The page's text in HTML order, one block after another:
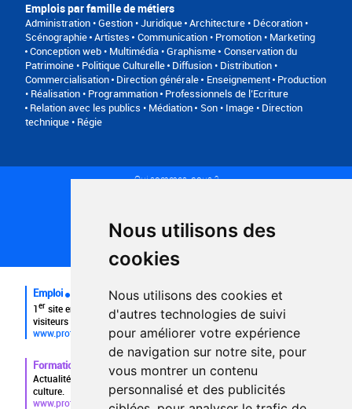
Nous utilisons des
cookies
Nous utilisons des cookies et
d'autres technologies de suivi
pour améliorer votre expérience
de navigation sur notre site, pour
vous montrer un contenu
personnalisé et des publicités
Emplois par famille de métiers
Administration • Gestion • Juridique Architecture • Décoration •
Scénographie Artistes
Communication • Promotion • Marketing
Conception web • Multimédia • Graphisme Conservation du
Patrimoine • Politique Culturelle Diffusion • Distribution •
Commercialisation Direction générale Enseignement Production
• Réalisation • Programmation Professionnels de l’Ecriture
Relation avec les publics • Médiation
Son • Image • Direction
technique • Régie
Qui sommes-nous ?
Plan du site
FAQ recruteurs
FAQ
Emploi
1er site emploi du secteur culturel 784.000 visites et 230.000
visiteurs uniques par mois.
www.profilculture.com
Formation
Actualités, guide et annuaire des formations aux métiers de la
culture.
www.profilculture-formation.com